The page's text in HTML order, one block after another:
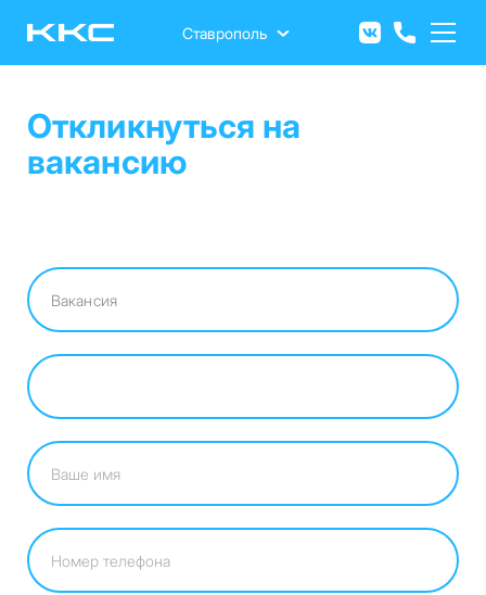
Ставрополь
Откликнуться на
вакансию
Вакансия